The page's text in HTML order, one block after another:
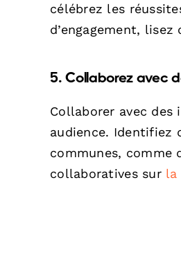
célébrez les
d’engagement,
5. Collaborez avec
Collaborer avec des
audience. Identifiez
communes, comme
collaboratives sur la